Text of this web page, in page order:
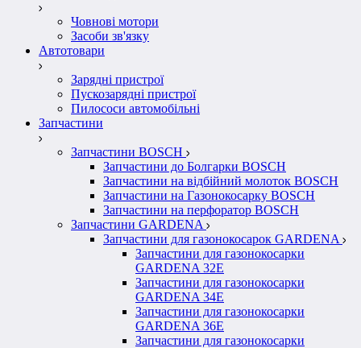
Човнові мотори
Засоби зв'язку
Автотовари
Зарядні пристрої
Пускозарядні пристрої
Пилососи автомобільні
Запчастини
Запчастини BOSCH
Запчастини до Болгарки BOSCH
Запчастини на відбійний молоток BOSCH
Запчастини на Газонокосарку BOSCH
Запчастини на перфоратор BOSCH
Запчастини GARDENA
Запчастини для газонокосарок GARDENA
Запчастини для газонокосарки
GARDENA 32Е
Запчастини для газонокосарки
GARDENA 34Е
Запчастини для газонокосарки
GARDENA 36Е
Запчастини для газонокосарки